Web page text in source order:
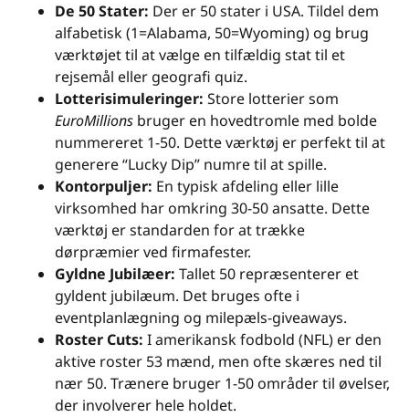
De 50 Stater: Der er 50 stater i USA. Tildel dem
alfabetisk (1=Alabama, 50=Wyoming) og brug
værktøjet til at vælge en tilfældig stat til et
rejsemål eller geografi quiz.
Lotterisimuleringer: Store lotterier som
EuroMillions bruger en hovedtromle med bolde
nummereret 1-50. Dette værktøj er perfekt til at
generere “Lucky Dip” numre til at spille.
Kontorpuljer: En typisk afdeling eller lille
virksomhed har omkring 30-50 ansatte. Dette
værktøj er standarden for at trække
dørpræmier ved firmafester.
Gyldne Jubilæer: Tallet 50 repræsenterer et
gyldent jubilæum. Det bruges ofte i
eventplanlægning og milepæls-giveaways.
Roster Cuts: I amerikansk fodbold (NFL) er den
aktive roster 53 mænd, men ofte skæres ned til
nær 50. Trænere bruger 1-50 områder til øvelser,
der involverer hele holdet.